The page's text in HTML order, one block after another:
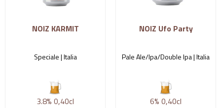
NOIZ KARMIT
Speciale |Italia
3.8% 0,40cl
NOIZ Ufo Party
Pale Ale/Ipa/Double Ipa |Italia
6% 0,40cl